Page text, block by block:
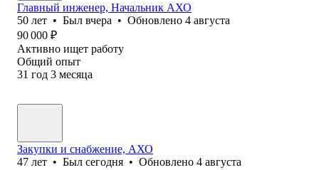
Главный инженер, Начальник АХО
50 лет • Был вчера • Обновлено 4 августа
90 000 ₽
Активно ищет работу
Общий опыт
31 год 3 месяца
Закупки и снабжение, АХО
47 лет • Был сегодня • Обновлено 4 августа